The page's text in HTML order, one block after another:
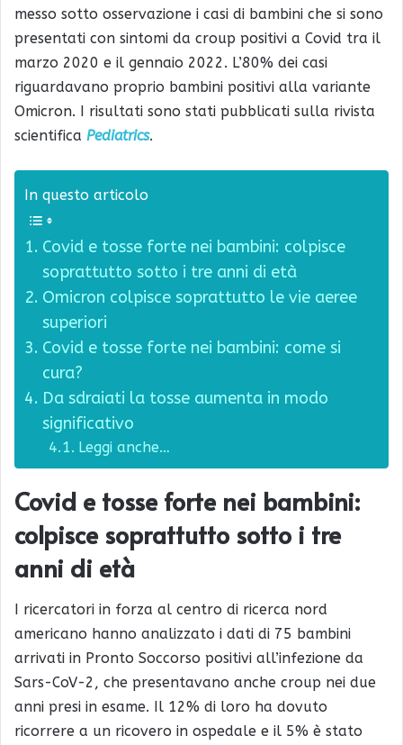
messo sotto osservazione i casi di bambini che si sono
presentati con sintomi da croup positivi a Covid tra il
marzo 2020 e il gennaio 2022. L’80% dei casi
riguardavano proprio bambini positivi alla variante
Omicron. I risultati sono stati pubblicati sulla rivista
scientifica Pediatrics.
In questo articolo
Covid e tosse forte nei bambini: colpisce
soprattutto sotto i tre anni di età
Omicron colpisce soprattutto le vie aeree
superiori
Covid e tosse forte nei bambini: come si
cura?
Da sdraiati la tosse aumenta in modo
significativo
Leggi anche…
Covid e tosse forte nei bambini:
colpisce soprattutto sotto i tre
anni di età
I ricercatori in forza al centro di ricerca nord
americano hanno analizzato i dati di 75 bambini
arrivati in Pronto Soccorso positivi all’infezione da
Sars-CoV-2, che presentavano anche croup nei due
anni presi in esame. Il 12% di loro ha dovuto
ricorrere a un ricovero in ospedale e il 5% è stato